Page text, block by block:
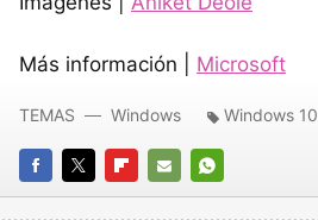
Más información | Microsoft
FACEBOOK
TWITTERFLIPBOARD
E-
WHATSAPP
TEMAS Windows Windows 10